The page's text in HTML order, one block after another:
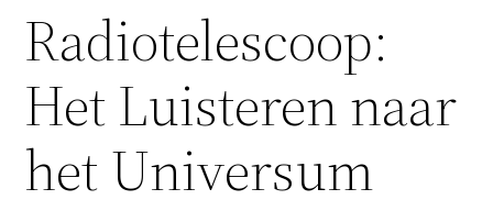
Radiotelescoop:
Het Luisteren naar
het Universum